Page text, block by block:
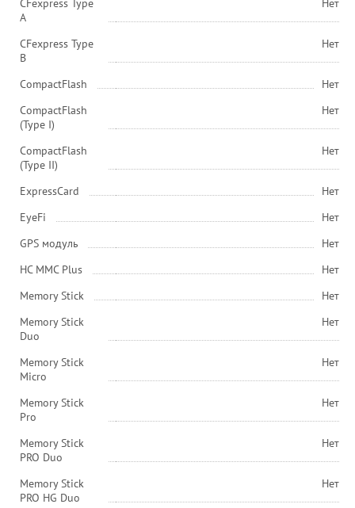
CFexpress Type
A
Нет
CFexpress Type
B
Нет
CompactFlash
Нет
CompactFlash
(Type I)
Нет
CompactFlash
(Type II)
Нет
ExpressCard
Нет
EyeFi
Нет
GPS модуль
Нет
HC MMC Plus
Нет
Memory Stick
Нет
Memory Stick
Duo
Нет
Memory Stick
Micro
Нет
Memory Stick
Pro
Нет
Memory Stick
PRO Duo
Нет
Memory Stick
PRO HG Duo
Нет